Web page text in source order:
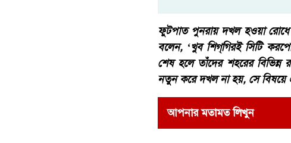
ফুটপাত পুনরায় দখল হওয়া রোধে
বলেন, ‘খুব শিগ্‌গিরই সিটি
শেষ হলে তাঁদের শহরের বিভিন্ন
নতুন করে দখল না হয়, সে বিষয়ে এ
আপনার মতামত লিখুন